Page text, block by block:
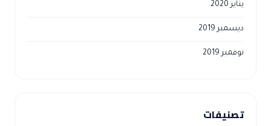
يناير 2020
ديسمبر 2019
نوفمبر 2019
تصنيفات